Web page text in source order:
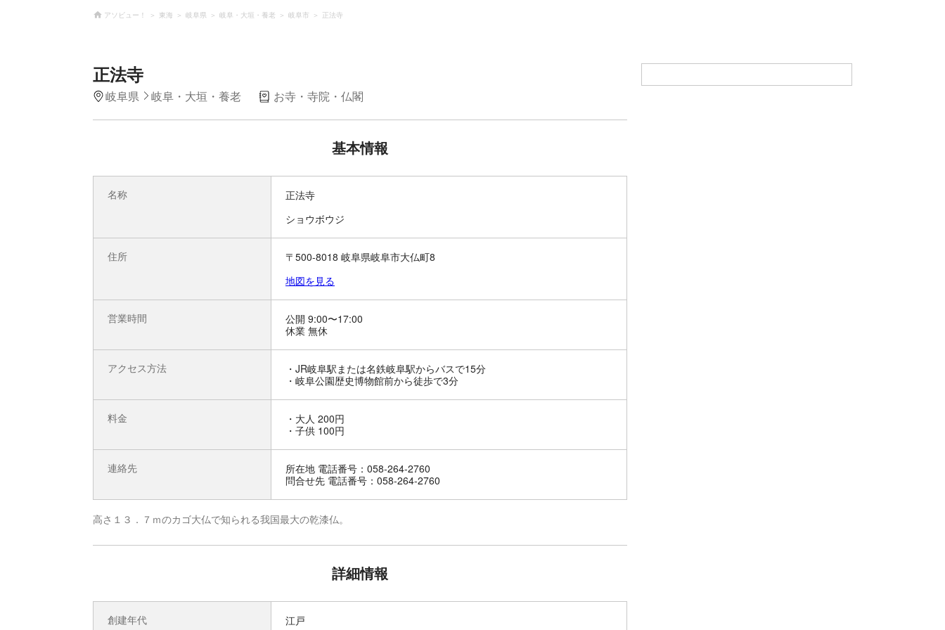
アソビュー！ 東海 岐阜県 岐阜・大垣・養老 岐阜市 正法寺
正法寺
岐阜県 岐阜・大垣・養老 お寺・寺院・仏閣
基本情報
名称
正法寺
ショウボウジ
住所
〒500-8018 岐阜県岐阜市大仏町8
地図を見る
営業時間
公開 9:00〜17:00
休業 無休
アクセス方法
・JR岐阜駅または名鉄岐阜駅からバスで15分
・岐阜公園歴史博物館前から徒歩で3分
料金
・大人 200円
・子供 100円
連絡先
所在地 電話番号：058-264-2760
問合せ先 電話番号：058-264-2760
高さ１３．７ｍのカゴ大仏で知られる我国最大の乾漆仏。
詳細情報
創建年代 江戸